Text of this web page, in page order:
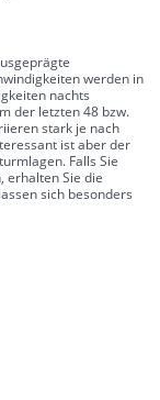
werden in
nachts
der letzten 48 bzw.
stark je nach
ist aber der
Falls Sie
erhalten Sie die
sich besonders